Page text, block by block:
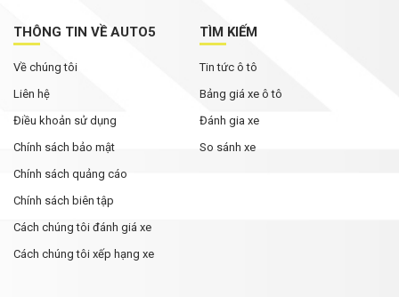
THÔNG TIN VỀ AUTO5
Về chúng tôi
Liên hệ
Điều khoản sử dụng
Chính sách bảo mật
Chính sách quảng cáo
Chính sách biên tập
Cách chúng tôi đánh giá xe
Cách chúng tôi xếp hạng xe
TÌM KIẾM
Tin tức ô tô
Bảng giá xe ô tô
Đánh gia xe
So sánh xe